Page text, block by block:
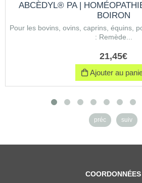
ABCÈDYL® PA |
BOIRON
Pour les bovins, ovins, caprins, équins,
: Remède...
21,45€
Ajouter au
préc suiv
COORDONNÉES